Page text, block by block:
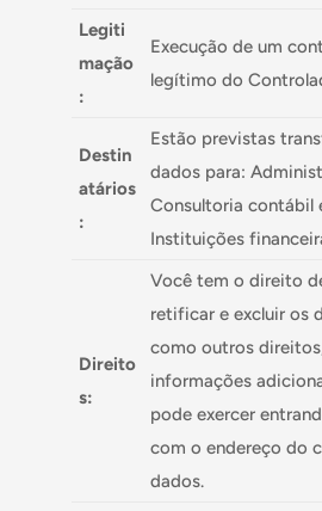
Legiti
mação
:
Execução de um
legítimo do
Destin
atários
:
Estão previstas
dados para:
Consultoria contábil
Instituições
Direito
s:
Você tem o direito
retificar e excluir os
como outros
informações
pode exercer
com o endereço do
dados.